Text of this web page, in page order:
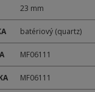
23 mm
batériový (quartz)
MF06111
MF06111